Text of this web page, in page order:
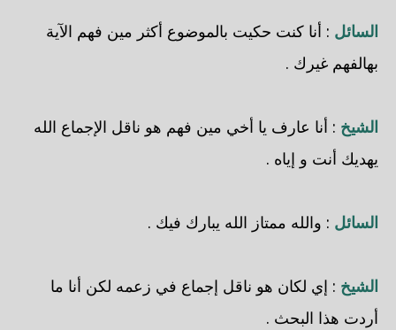
السائل : أنا كنت حكيت بالموضوع أكثر مين فهم الآية
بهالفهم غيرك .
الشيخ : أنا عارف يا أخي مين فهم هو ناقل الإجماع الله
يهديك أنت و إياه .
السائل : والله ممتاز الله يبارك فيك .
الشيخ : إي لكان هو ناقل إجماع في زعمه لكن أنا ما
أردت هذا البحث .